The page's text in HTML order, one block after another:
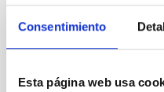
Consentimiento
Esta página web usa
Submitted byJosé de No
23/10/2025 - 20:20
Mis condolencias